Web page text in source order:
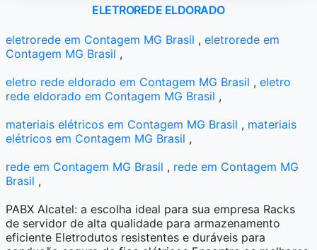
ELETROREDE ELDORADO
eletrorede em Contagem MG Brasil ,eletrorede em
Contagem MG Brasil ,
eletro rede eldorado em Contagem MG Brasil ,eletro
rede eldorado em Contagem MG Brasil ,
materiais elétricos em Contagem MG Brasil , materiais
elétricos em Contagem MG Brasil ,
rede em Contagem MG Brasil , rede em Contagem MG
Brasil ,
PABX Alcatel: a escolha ideal para sua empresa Racks
de servidor de alta qualidade para armazenamento
eficiente Eletrodutos resistentes e duráveis para